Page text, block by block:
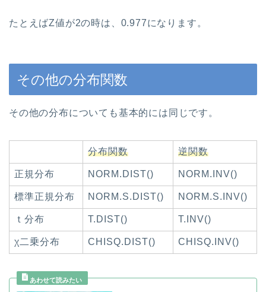
たとえばZ値が2の時は、0.977になります。
その他の分布関数
その他の分布についても基本的には同じです。
分布関数 逆関数
正規分布 NORM.DIST() NORM.INV()
標準正規分布 NORM.S.DIST() NORM.S.INV()
ｔ分布 T.DIST() T.INV()
χ二乗分布 CHISQ.DIST() CHISQ.INV()